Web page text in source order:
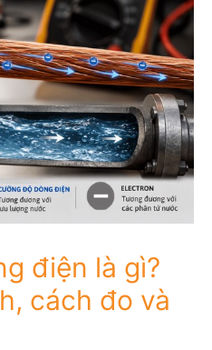
điện là gì?
cách đo và